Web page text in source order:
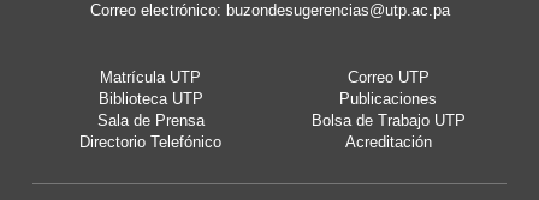
Correo electrónico: buzondesugerencias@utp.ac.pa
Matrícula UTP
Correo UTP
Biblioteca UTP
Publicaciones
Sala de Prensa
Bolsa de Trabajo UTP
Directorio Telefónico
Acreditación